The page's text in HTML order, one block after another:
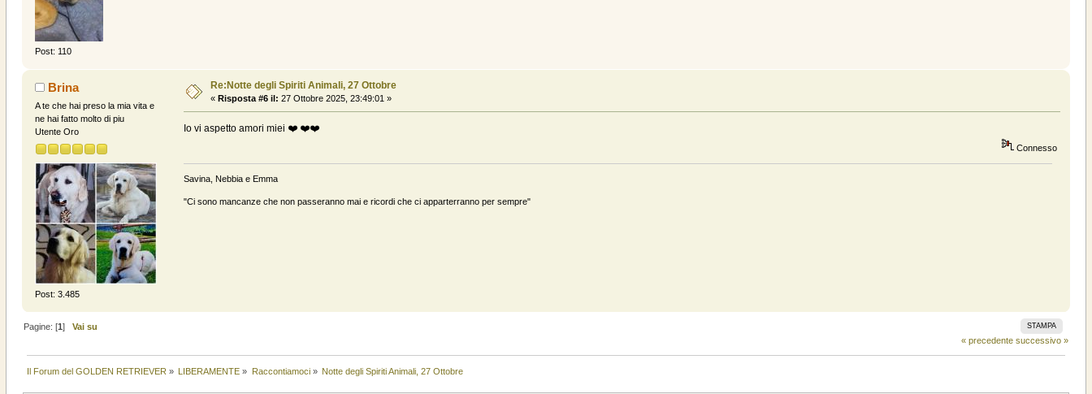
Post: 110
Brina
A te che hai preso la mia vita e
ne hai fatto molto di piu
Utente Oro
Post: 3.485
Re:Notte degli Spiriti Animali, 27 Ottobre
« Risposta #6 il: 27 Ottobre 2025, 23:49:01 »
Io vi aspetto amori miei ❤️ ❤️❤️
Connesso
Savina, Nebbia e Emma
"Ci sono mancanze che non passeranno mai e ricordi che ci apparterranno per sempre"
STAMPA
Pagine: [1] Vai su
« precedente successivo »
Il Forum del GOLDEN RETRIEVER » LIBERAMENTE » Raccontiamoci» Notte degli Spiriti Animali, 27 Ottobre